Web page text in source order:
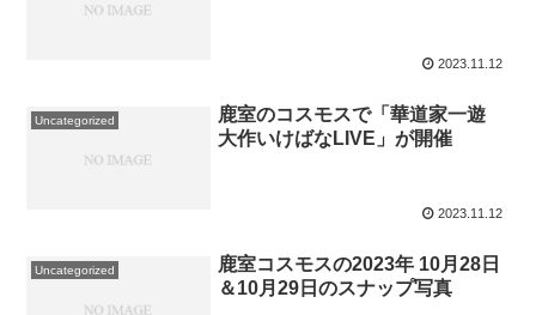
2023.11.12
Uncategorized
鹿室のコスモスで「華道家一遊
大作いけばなLIVE」が開催
2023.11.12
Uncategorized
鹿室コスモスの2023年 10月28日
＆10月29日のスナップ写真